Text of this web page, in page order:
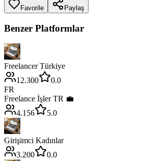
Favorile Paylaş
Benzer Platformlar
Freelancer Türkiye
12.300
0.0
FR
Freelance İşler TR 💼
4.156
5.0
Girişimci Kadınlar
3.200
0.0